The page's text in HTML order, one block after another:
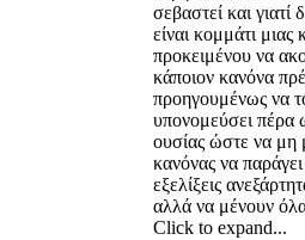
σεβαστεί και γιατί
είναι κομμάτι μιας
προκειμένου να
κάποιον κανόνα
προηγουμένως να
υπονομεύσει πέρα
ουσίας ώστε να μη
κανόνας να
εξελίξεις
αλλά να μένουν
Click to expand...